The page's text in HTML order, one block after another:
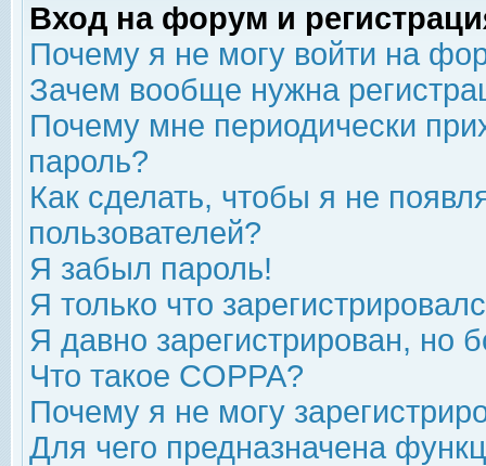
Вход на форум и
Почему я не могу войти на
Зачем вообще нужна
Почему мне периодически
пароль?
Как сделать, чтобы я не
пользователей?
Я забыл пароль!
Я только что
Я давно зарегистрирован, но
Что такое COPPA?
Почему я не могу
Для чего предназначена